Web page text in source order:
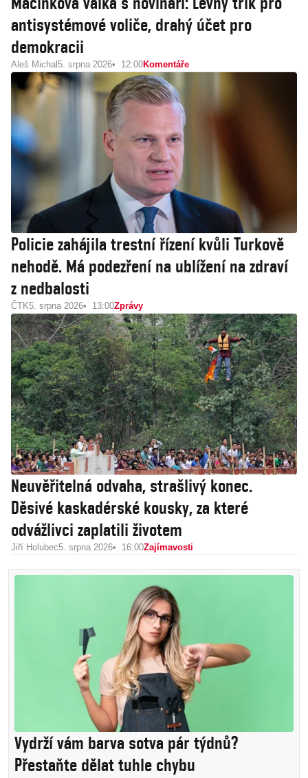
antisystémové voliče, drahý účet pro
demokracii
Aleš Michal 5. srpna 2026 12:00Komentáře
Policie zahájila trestní řízení kvůli Turkově
nehodě. Má podezření na ublížení na zdraví
z nedbalosti
ČTK5. srpna 2026 13:00Zprávy
Neuvěřitelná odvaha, strašlivý konec.
Děsivé kaskadérské kousky, za které
odvážlivci zaplatili životem
Jiří Holubec5. srpna 2026 16:00Zajímavosti
Vydrží vám barva sotva pár týdnů?
Přestaňte dělat tuhle chybu